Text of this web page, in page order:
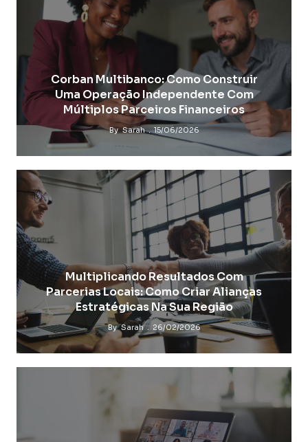
Corban Multibanco: Como Construir
Uma Operação Independente Com
Múltiplos Parceiros Financeiros
By Sarah 15/06/2026
Multiplicando Resultados Com
Parcerias Locais: Como Criar Alianças
Estratégicas Na Sua Região
By Sarah 26/02/2026